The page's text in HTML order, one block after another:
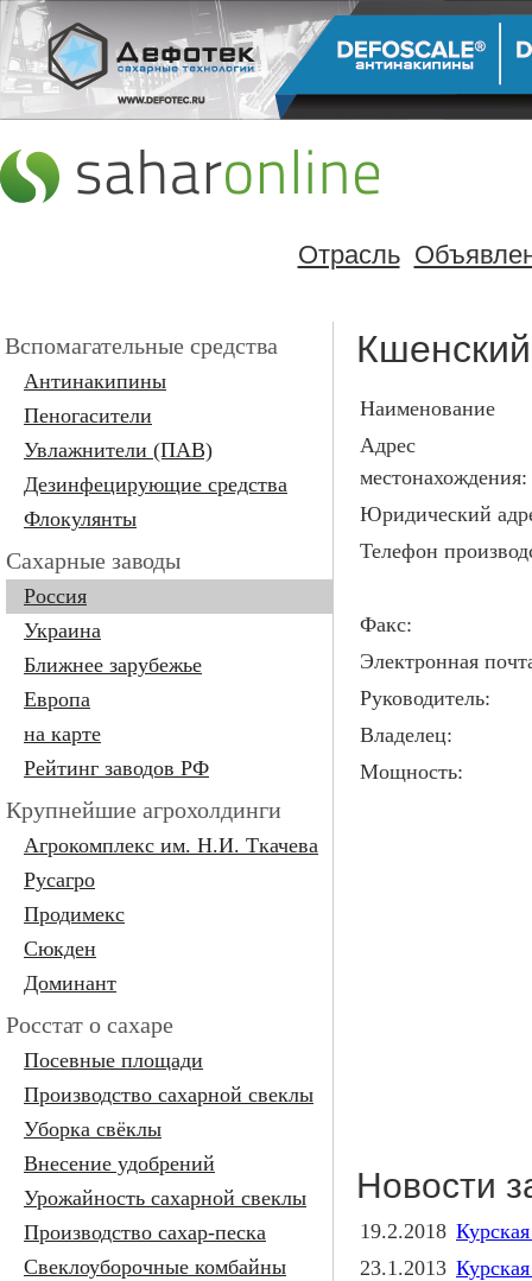
Отрасль
Вспомагательные средства
Антинакипины
Пеногасители
Увлажнители (ПАВ)
Дезинфецирующие средства
Флокулянты
Сахарные заводы
Россия
Украина
Ближнее зарубежье
Европа
на карте
Рейтинг заводов РФ
Крупнейшие агрохолдинги
Агрокомплекс им. Н.И. Ткачева
Русагро
Продимекc
Сюкден
Доминант
Росстат о сахаре
Посевные площади
Производство сахарной свеклы
Уборка свёклы
Внесение удобрений
Урожайность сахарной свеклы
Производство сахар-песка
Свеклоуборочные комбайны
Наименование
Адрес
местонахождения:
Юридический
Телефон
Факс:
Электронная
Руководитель:
Владелец:
Мощность:
Новости
19.2.2018
23.1.2013